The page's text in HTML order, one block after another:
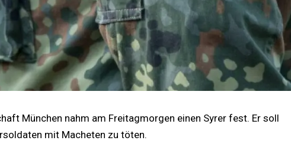
München nahm am Freitagmorgen einen Syrer fest. Er soll
mit Macheten zu töten.